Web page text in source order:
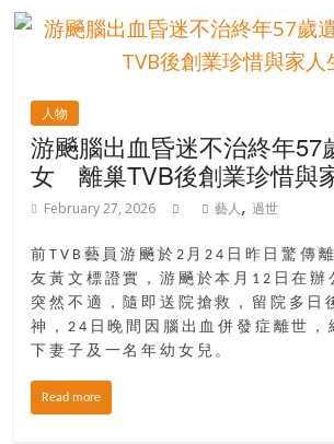
人物
游飈腦出血昏迷不治終年57
女 離巢TVB後創業珍惜與
February 27, 2026 藝人, 過世
前TVB藝員游飈於2月24日昨日驚傳
友黃文標證實，游飈於本月12日在辦
突然不適，隨即送院搶救，留院多日
神，24日晚間因腦出血併發症離世，
下妻子及一名年幼女兒。
Read more